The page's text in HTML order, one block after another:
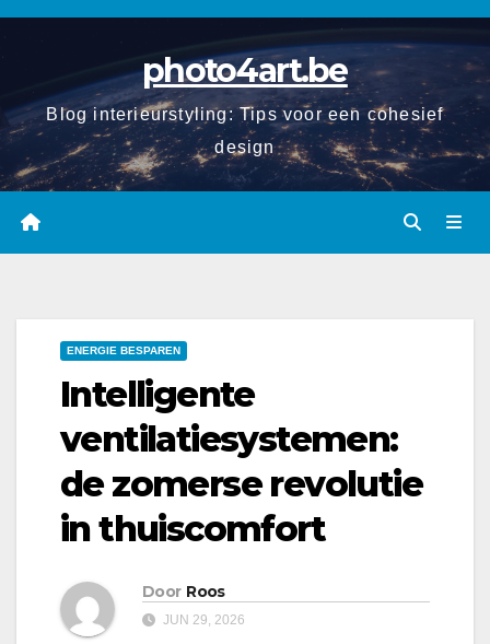
Spring
inhoud
photo4art.be
Blog interieurstyling: Tips voor een cohesief
design
ENERGIE BESPAREN
Intelligente
ventilatiesystemen:
de zomerse revolutie
in thuiscomfort
Door Roos
JUN 29, 2026